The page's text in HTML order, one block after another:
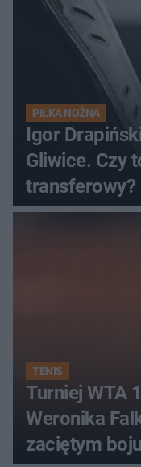
PIŁKA NOŻNA
Igor
Gliwice. Czy
transferowy?
TENIS
Turniej WTA
Weronika
zaciętym boju